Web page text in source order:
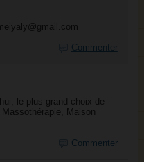
Commenter
le plus grand choix de
Maison
Commenter